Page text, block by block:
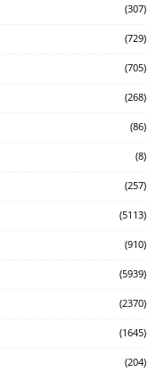
(307)
(729)
(705)
(268)
(86)
(8)
(257)
(5113)
(910)
(5939)
(2370)
(1645)
(204)